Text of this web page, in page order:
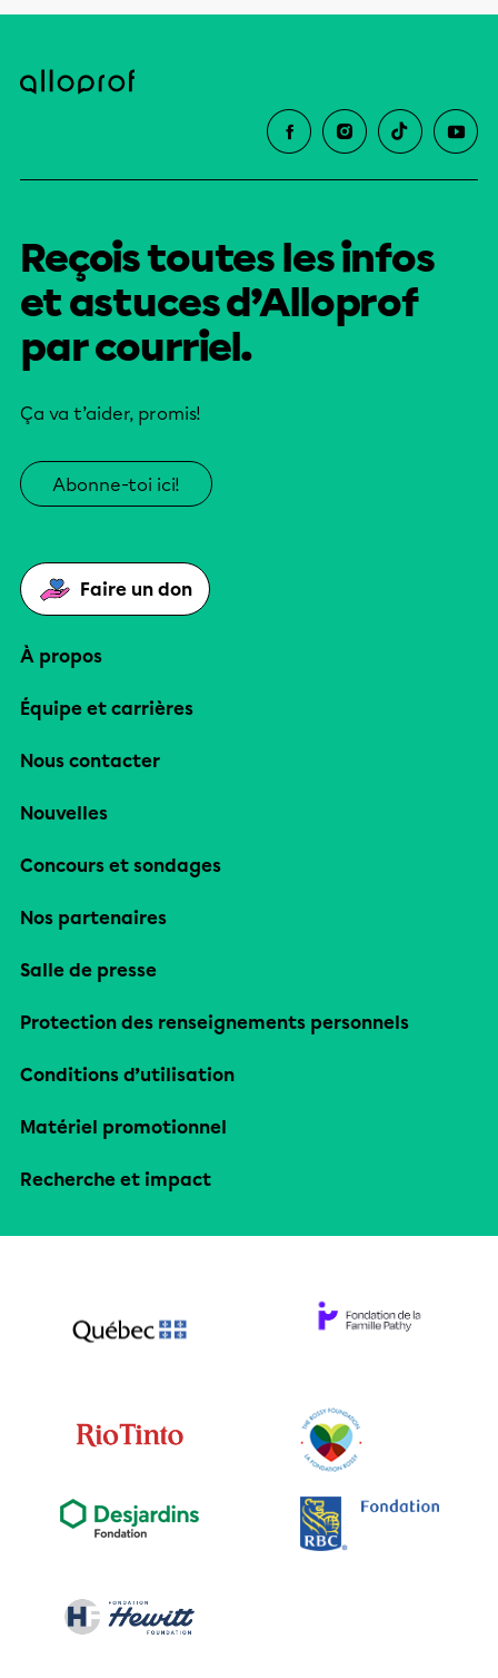
Reçois toutes les infos
et astuces d’Alloprof
par courriel.
Ça va t’aider, promis!
Abonne-toi ici!
Faire un don
À propos
Équipe et carrières
Nous contacter
Nouvelles
Concours et sondages
Nos partenaires
Salle de presse
Protection des renseignements personnels
Conditions d’utilisation
Matériel promotionnel
Recherche et impact